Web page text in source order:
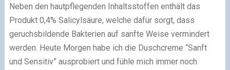
Neben den hautpflegenden Inhaltsstoffen enthält das
Produkt 0,4% Salicylsäure, welche dafür sorgt, dass
geruchsbildende Bakterien auf sanfte Weise vermindert
werden. Heute Morgen habe ich die Duschcreme “Sanft
und Sensitiv” ausprobiert und fühle mich immer noch